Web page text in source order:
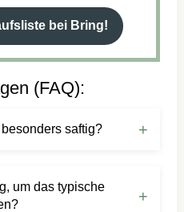
bei Bring!
(FAQ):
saftig?
um das typische